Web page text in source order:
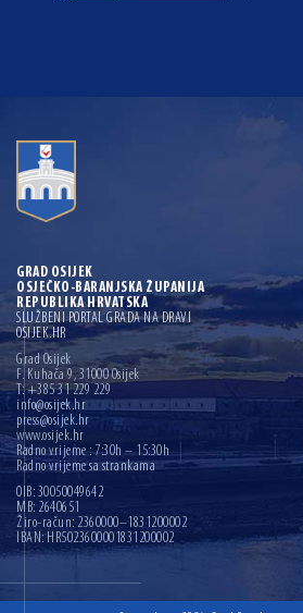
GRAD OSIJEK
OSJEČKO-BARANJSKA ŽUPANIJA
REPUBLIKA HRVATSKA
SLUŽBENI PORTAL GRADA NA DRAVI
OSIJEK.HR
Grad Osijek
F. Kuhača 9, 31000 Osijek
T: +385 31 229 229
info@osijek.hr
press@osijek.hr
www.osijek.hr
Radno vrijeme : 7:30h – 15:30h
Radno vrijeme sa strankama
OIB: 30050049642
MB: 2640651
Žiro-račun: 2360000–1831200002
IBAN: HR5023600001831200002